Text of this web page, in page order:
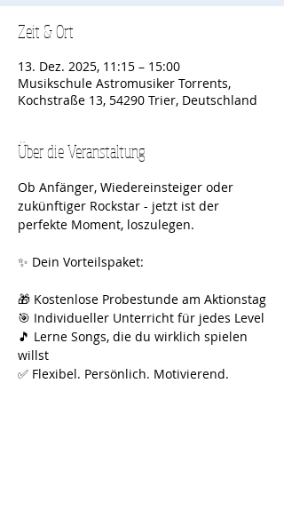
Zeit & Ort
13. Dez. 2025, 11:15 – 15:00
Musikschule Astromusiker Torrents,
Kochstraße 13, 54290 Trier, Deutschland
Über die Veranstaltung
Ob Anfänger, Wiedereinsteiger oder
zukünftiger Rockstar - jetzt ist der
perfekte Moment, loszulegen.
✨ Dein Vorteilspaket:
🎁 Kostenlose Probestunde am Aktionstag
🎯 Individueller Unterricht für jedes Level
🎵 Lerne Songs, die du wirklich spielen
willst
✅ Flexibel. Persönlich. Motivierend.